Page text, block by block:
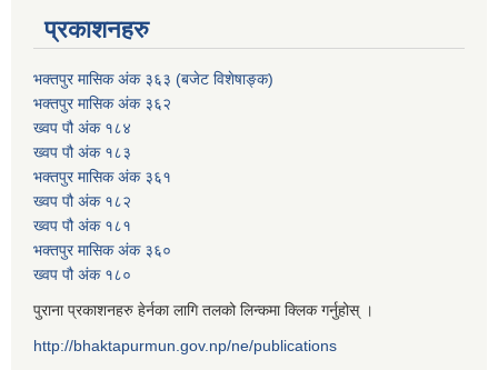
प्रकाशनहरु
भक्तपुर मासिक अंक ३६३ (बजेट विशेषाङ्क)
भक्तपुर मासिक अंक ३६२
ख्वप पौ अंक १८४
ख्वप पौ अंक १८३
भक्तपुर मासिक अंक ३६१
ख्वप पौ अंक १८२
ख्वप पौ अंक १८१
भक्तपुर मासिक अंक ३६०
ख्वप पौ अंक १८०
पुराना प्रकाशनहरु हेर्नका लागि तलको लिन्कमा क्लिक गर्नुहोस् ।
http://bhaktapurmun.gov.np/ne/publications